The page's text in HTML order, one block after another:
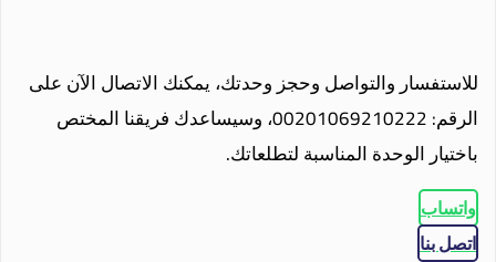
للاستفسار والتواصل وحجز وحدتك، يمكنك الاتصال الآن على
الرقم: 00201069210222، وسيساعدك فريقنا المختص
باختيار الوحدة المناسبة لتطلعاتك.
واتساب
اتصل بنا